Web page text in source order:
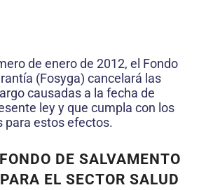
de enero de 2012, el Fondo
(Fosyga) cancelará las
causadas a la fecha de
ley y que cumpla con los
para estos efectos.
DE SALVAMENTO
EL SECTOR SALUD